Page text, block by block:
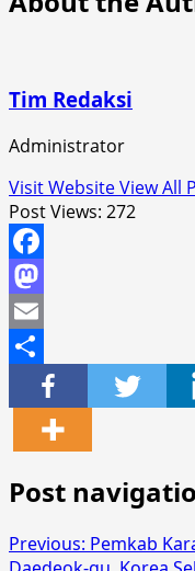
Tim Redaksi
Administrator
Visit WebsiteView All
Post Views: 272
Facebook
Mastodon
Email
Share
Post
Previous: Pemkab